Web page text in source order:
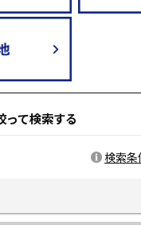
って検索する
検索条